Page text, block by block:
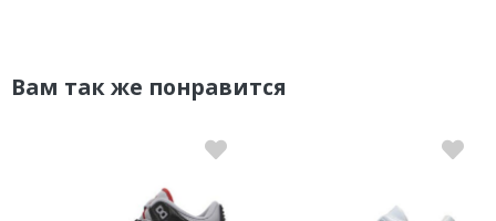
Вам так же понравится